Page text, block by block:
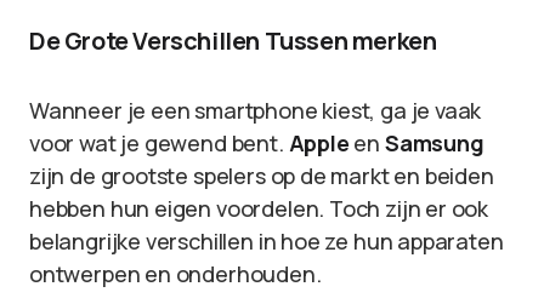
De Grote Verschillen Tussen merken
Wanneer je een smartphone kiest, ga je vaak
voor wat je gewend bent. Apple en Samsung
zijn de grootste spelers op de markt en beiden
hebben hun eigen voordelen. Toch zijn er ook
belangrijke verschillen in hoe ze hun apparaten
ontwerpen en onderhouden.